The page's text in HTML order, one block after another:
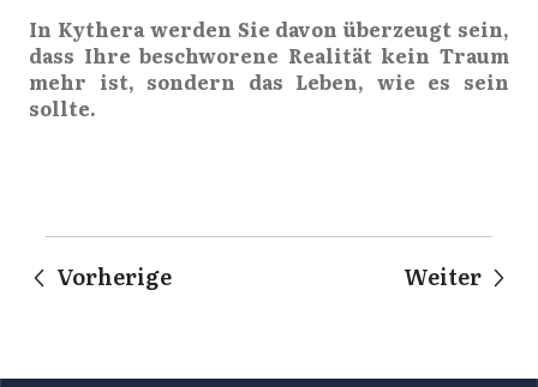
In Kythera werden Sie davon überzeugt sein,
dass Ihre beschworene Realität kein Traum
mehr ist, sondern das Leben, wie es sein
sollte.
Vorherige Weiter